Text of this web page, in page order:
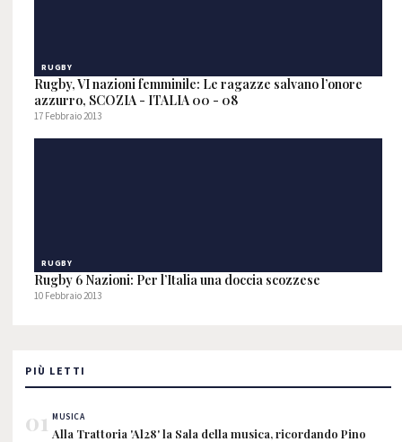
RUGBY
Rugby, VI nazioni femminile: Le ragazze salvano l’onore
azzurro, SCOZIA - ITALIA 00 - 08
17 Febbraio 2013
RUGBY
Rugby 6 Nazioni: Per l’Italia una doccia scozzese
10 Febbraio 2013
PIÙ LETTI
01 MUSICA
Alla Trattoria 'Al28' la Sala della musica, ricordando Pino